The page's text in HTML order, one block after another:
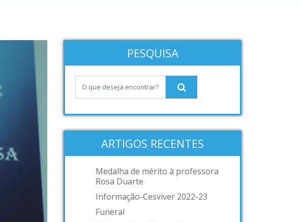
PESQUISA
ARTIGOS RECENTES
Medalha de mérito à professora
Rosa Duarte
Informação-Cesviver 2022-23
Funeral